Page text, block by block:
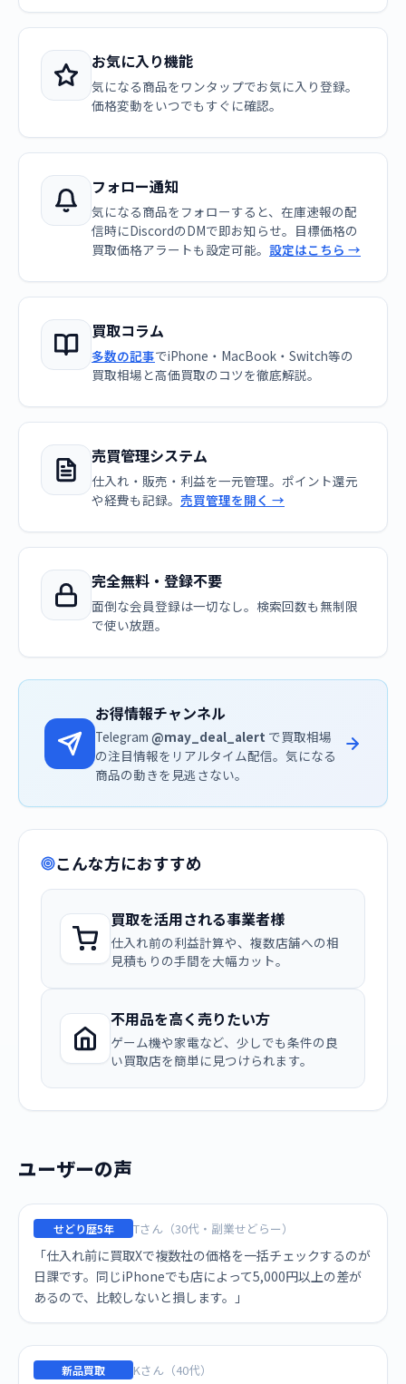
お気に入り機能
気になる商品をワンタップでお気に入り登録。
価格変動をいつでもすぐに確認。
フォロー通知
気になる商品をフォローすると、在庫速報の配
信時にDiscordのDMで即お知らせ。目標価格の
買取価格アラートも設定可能。 設定はこちら →
買取コラム
多数の記事でiPhone・MacBook・Switch等の
買取相場と高価買取のコツを徹底解説。
売買管理システム
仕入れ・販売・利益を一元管理。ポイント還元
や経費も記録。 売買管理を開く →
完全無料・登録不要
面倒な会員登録は一切なし。検索回数も無制限
で使い放題。
お得情報チャンネル
Telegram @may_deal_alert で買取相場
の注目情報をリアルタイム配信。気になる
商品の動きを見逃さない。
こんな方におすすめ
買取を活用される事業者様
仕入れ前の利益計算や、複数店舗への相
見積もりの手間を大幅カット。
不用品を高く売りたい方
ゲーム機や家電など、少しでも条件の良
い買取店を簡単に見つけられます。
ユーザーの声
せどり歴5年 Tさん（30代・副業せどらー）
「仕入れ前に買取Xで複数社の価格を一括チェックするのが
日課です。同じiPhoneでも店によって5,000円以上の差が
あるので、比較しないと損します。」
新品買取 Kさん（40代）